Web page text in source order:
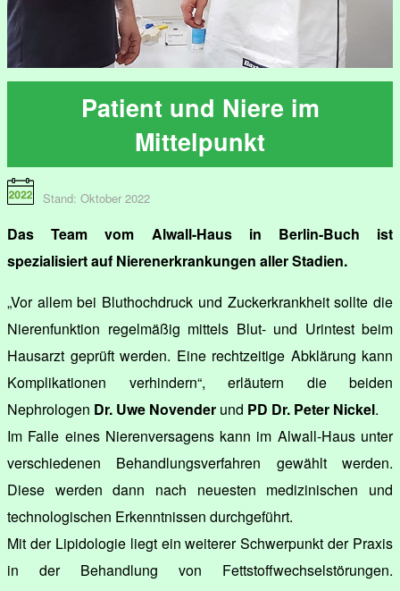
Patient und Niere im
Mittelpunkt
Stand: Oktober 2022
Das Team vom Alwall-Haus in Berlin-Buch ist
spezialisiert auf Nierenerkrankungen aller Stadien.
„Vor allem bei Bluthochdruck und Zuckerkrankheit sollte die
Nierenfunktion regelmäßig mittels Blut- und Urintest beim
Hausarzt geprüft werden. Eine rechtzeitige Abklärung kann
Komplikationen verhindern“, erläutern die beiden
Nephrologen Dr. Uwe Novender und PD Dr. Peter Nickel.
Im Falle eines Nierenversagens kann im Alwall-Haus unter
verschiedenen Behandlungsverfahren gewählt werden.
Diese werden dann nach neuesten medizinischen und
technologischen Erkenntnissen durchgeführt.
Mit der Lipidologie liegt ein weiterer Schwerpunkt der Praxis
in der Behandlung von Fettstoffwechselstörungen.